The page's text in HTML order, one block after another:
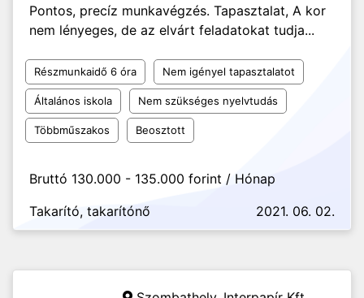
Pontos, precíz munkavégzés. Tapasztalat, A kor
nem lényeges, de az elvárt feladatokat tudja...
Részmunkaidő 6 óra Nem igényel tapasztalatot
Általános iskola Nem szükséges nyelvtudás
Többműszakos Beosztott
Bruttó 130.000 - 135.000 forint / Hónap
Takarító, takarítónő
2021. 06. 02.